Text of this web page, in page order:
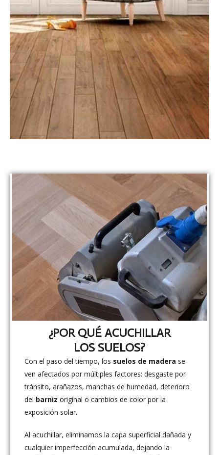
¿POR QUÉ ACUCHILLAR
LOS SUELOS?
Con el paso del tiempo, los suelos de madera se
ven afectados por múltiples factores: desgaste por
tránsito, arañazos, manchas de humedad, deterioro
del barniz original o cambios de color por la
exposición solar.
Al acuchillar, eliminamos la capa superficial dañada y
cualquier imperfección acumulada, dejando la